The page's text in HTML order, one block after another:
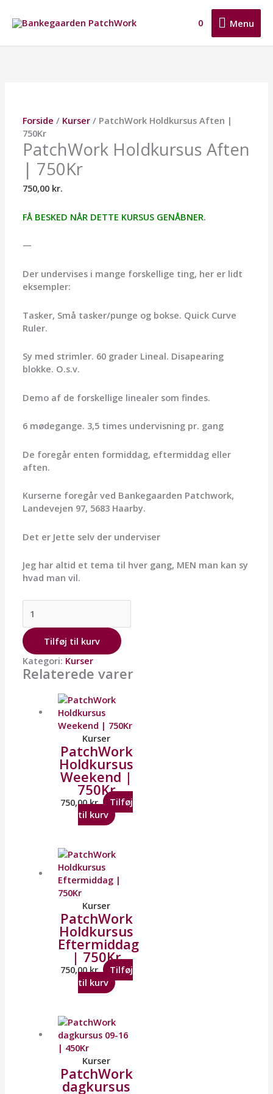
indholdet
Menu
Menu
0
Forside / Kurser / PatchWork Holdkursus Aften |
750Kr
PatchWork Holdkursus Aften
| 750Kr
750,00 kr.
FÅ BESKED NÅR DETTE KURSUS GENÅBNER.
—
Der undervises i mange forskellige ting, her er lidt
eksempler:
Tasker, Små tasker/punge og bokse. Quick Curve
Ruler.
Sy med strimler. 60 grader Lineal. Disapearing
blokke. O.s.v.
Demo af de forskellige linealer som findes.
6 mødegange. 3,5 times undervisning pr. gang
De foregår enten formiddag, eftermiddag eller
aften.
Kurserne foregår ved Bankegaarden Patchwork,
Landevejen 97, 5683 Haarby.
Det er Jette selv der underviser
Jeg har altid et tema til hver gang, MEN man kan sy
hvad man vil.
antal
Tilføj til kurv
Kategori: Kurser
Relaterede varer
Kurser
PatchWork
Holdkursus
Weekend |
750Kr
750,00kr.
Tilføj
til kurv
Kurser
PatchWork
Holdkursus
Eftermiddag
| 750Kr
750,00kr.
Tilføj
til kurv
Kurser
PatchWork
dagkursus